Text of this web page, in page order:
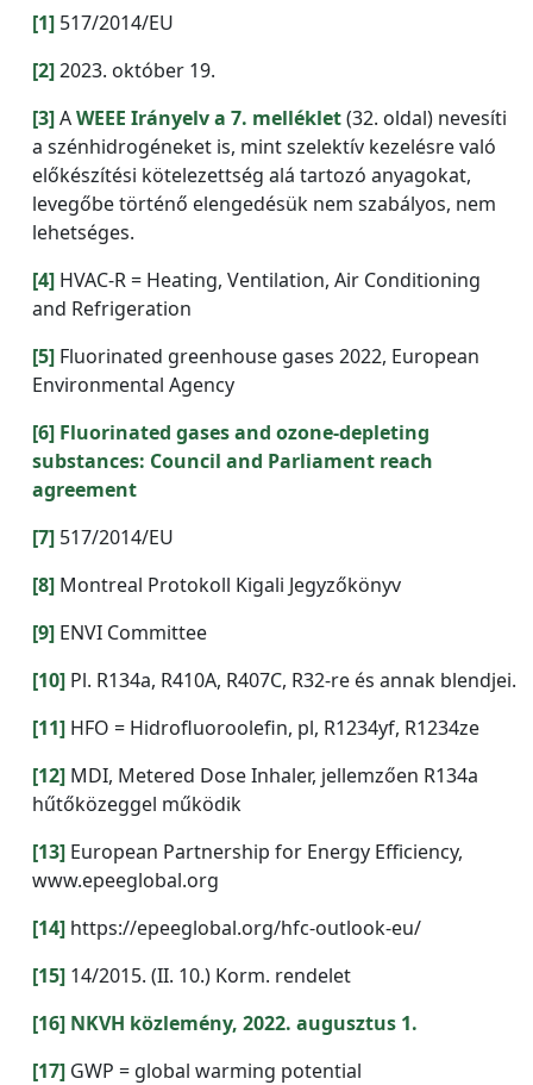
[1] 517/2014/EU
[2]2023. október 19.
[3]AWEEE Irányelv a 7. melléklet(32. oldal) nevesíti
a szénhidrogéneket is, mint szelektív kezelésre való
előkészítési kötelezettség alá tartozó anyagokat,
levegőbe történő elengedésük nem szabályos, nem
lehetséges.
[4] HVAC-R = Heating, Ventilation, Air Conditioning
and Refrigeration
[5] Fluorinated greenhouse gases 2022, European
Environmental Agency
[6] Fluorinated gases and ozone-depleting
substances: Council and Parliament reach
agreement
[7] 517/2014/EU
[8] Montreal Protokoll Kigali Jegyzőkönyv
[9] ENVI Committee
[10] Pl. R134a, R410A, R407C, R32-re és annak blendjei.
[11] HFO = Hidrofluoroolefin, pl, R1234yf, R1234ze
[12] MDI, Metered Dose Inhaler, jellemzően R134a
hűtőközeggel működik
[13] European Partnership for Energy Efficiency,
www.epeeglobal.org
[14] https://epeeglobal.org/hfc-outlook-eu/
[15] 14/2015. (II. 10.) Korm. rendelet
[16] NKVH közlemény, 2022. augusztus 1.
[17] GWP = global warming potential